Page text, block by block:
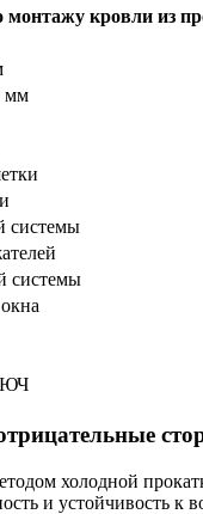
кровли из
мм
системы
системы
холодной
и устойчивость к